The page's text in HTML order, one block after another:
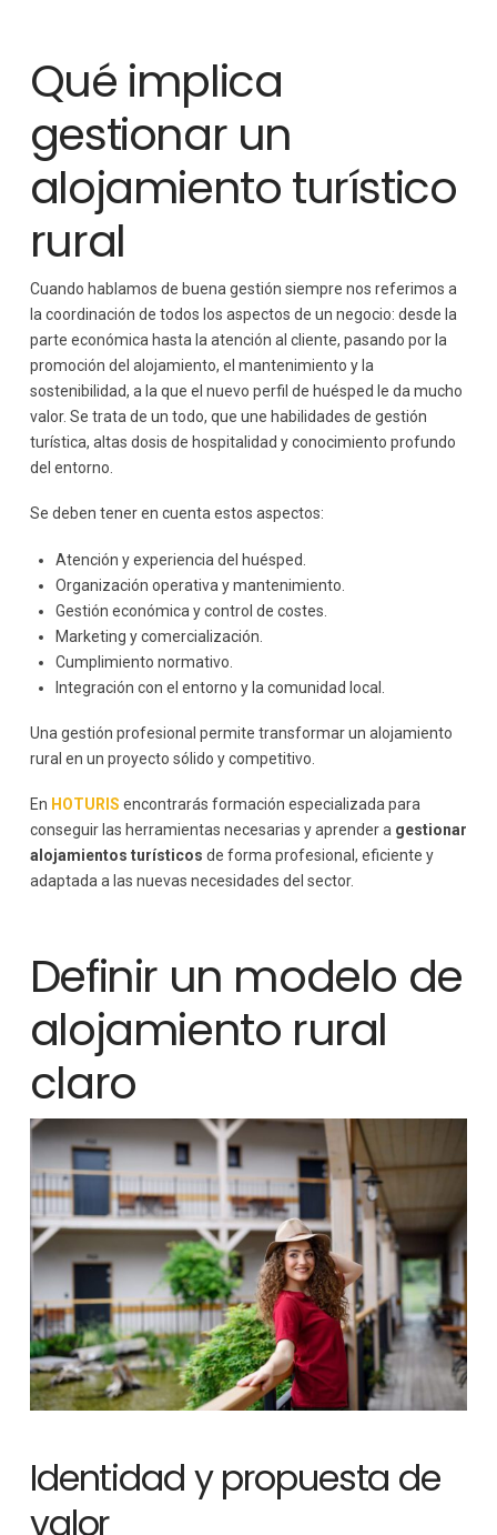
Turismo rural responsable
Conclusión
Qué implica
gestionar un
alojamiento turístico
rural
Cuando hablamos de buena gestión siempre nos referimos a
la coordinación de todos los aspectos de un negocio: desde la
parte económica hasta la atención al cliente, pasando por la
promoción del alojamiento, el mantenimiento y la
sostenibilidad, a la que el nuevo perfil de huésped le da mucho
valor. Se trata de un todo, que une habilidades de gestión
turística, altas dosis de hospitalidad y conocimiento profundo
del entorno.
Se deben tener en cuenta estos aspectos:
Atención y experiencia del huésped.
Organización operativa y mantenimiento.
Gestión económica y control de costes.
Marketing y comercialización.
Cumplimiento normativo.
Integración con el entorno y la comunidad local.
Una gestión profesional permite transformar un alojamiento
rural en un proyecto sólido y competitivo.
En HOTURIS encontrarás formación especializada para
conseguir las herramientas necesarias y aprender a gestionar
alojamientos turísticos de forma profesional, eficiente y
adaptada a las nuevas necesidades del sector.
Definir un modelo de
alojamiento rural
claro
Identidad y propuesta de
valor